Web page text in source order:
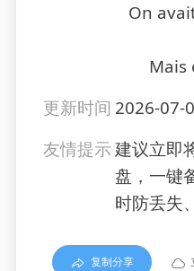
On
Mais
更新时间 2026-07-
友情提示建议立即
盘，一键
时防丢失
复制分享